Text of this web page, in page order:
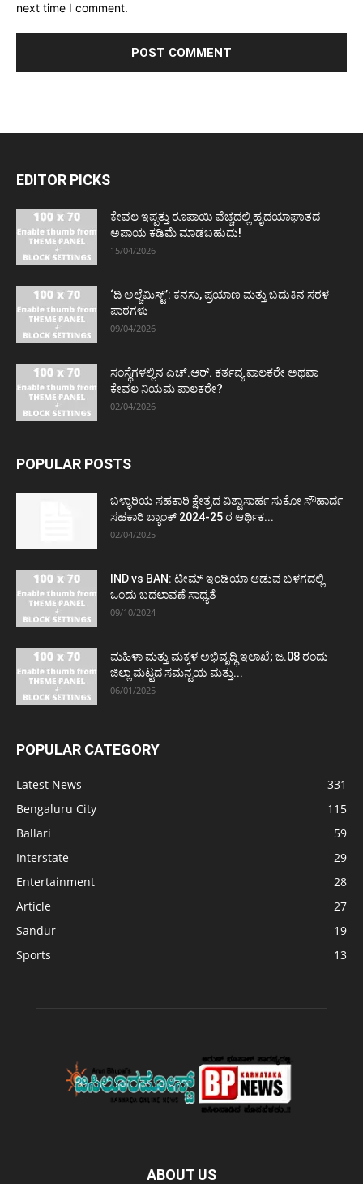
next time I comment.
EDITOR PICKS
ಕೇವಲ ಇಪ್ಪತ್ತು ರೂಪಾಯಿ ವೆಚ್ಚದಲ್ಲಿ ಹೃದಯಾಘಾತದ
ಅಪಾಯ ಕಡಿಮೆ ಮಾಡಬಹುದು!
15/04/2026
‘ದಿ ಅಲ್ಚೆಮಿಸ್ಟ್’: ಕನಸು, ಪ್ರಯಾಣ ಮತ್ತು ಬದುಕಿನ ಸರಳ
ಪಾಠಗಳು
09/04/2026
ಸಂಸ್ಥೆಗಳಲ್ಲಿನ ಎಚ್.ಆರ್. ಕರ್ತವ್ಯ ಪಾಲಕರೇ ಅಥವಾ
ಕೇವಲ ನಿಯಮ ಪಾಲಕರೇ?
02/04/2026
POPULAR POSTS
ಬಳ್ಳಾರಿಯ ಸಹಕಾರಿ ಕ್ಷೇತ್ರದ ವಿಶ್ವಾಸಾರ್ಹ ಸುಕೋ ಸೌಹಾರ್ದ
ಸಹಕಾರಿ ಬ್ಯಾಂಕ್ 2024-25 ರ ಆರ್ಥಿಕ...
02/04/2025
IND vs BAN: ಟೀಮ್ ಇಂಡಿಯಾ ಆಡುವ ಬಳಗದಲ್ಲಿ
ಒಂದು ಬದಲಾವಣೆ ಸಾಧ್ಯತೆ
09/10/2024
ಮಹಿಳಾ ಮತ್ತು ಮಕ್ಕಳ ಅಭಿವೃದ್ಧಿ ಇಲಾಖೆ; ಜ.08 ರಂದು
ಜಿಲ್ಲಾ ಮಟ್ಟದ ಸಮನ್ವಯ ಮತ್ತು...
06/01/2025
POPULAR CATEGORY
Latest News
331
Bengaluru City
115
Ballari
59
Interstate
29
Entertainment
28
Article
27
Sandur
19
Sports
13
ABOUT US